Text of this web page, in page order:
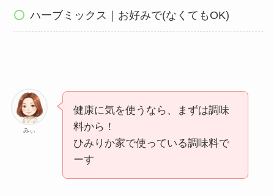
ハーブミックス｜お好みで(なくてもOK)
みぃ
健康に気を使うなら、まずは調味
料から！
ひみりか家で使っている調味料で
ーす